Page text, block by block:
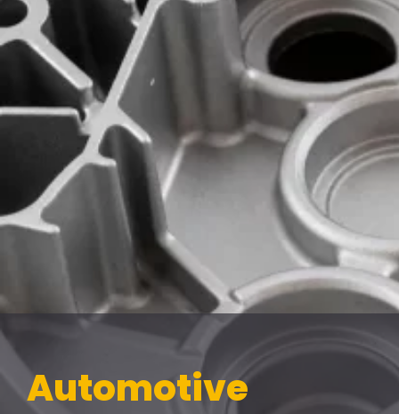
Automotive